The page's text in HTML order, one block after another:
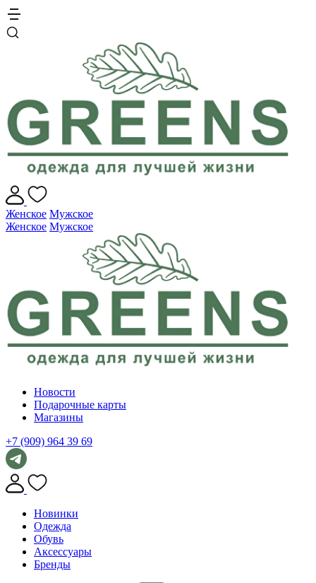
Женское Мужское
Женское Мужское
Новости
Подарочные карты
Магазины
+7 (909) 964 39 69
Новинки
Одежда
Обувь
Аксессуары
Бренды